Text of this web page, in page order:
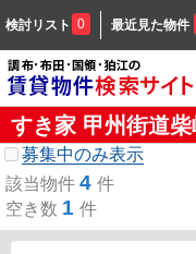
検討リスト 0 最近見た物件
すき家 甲州街道
募集中のみ表示
該当物件 4 件
空き数 1 件